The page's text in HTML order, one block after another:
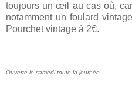
toujours un œil au cas où,
notamment un foulard
Pourchet vintage à 2€.
Ouverte le samedi toute la journée.